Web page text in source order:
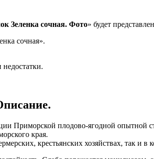
Зеленка сочная. Фото» будет
сочная».
Приморской плодово-ягодной опытной
края.
крестьянских хозяйствах, так и в